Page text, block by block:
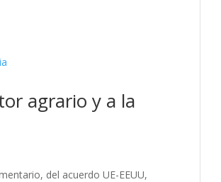
agrario y a la
del acuerdo UE-EEUU,